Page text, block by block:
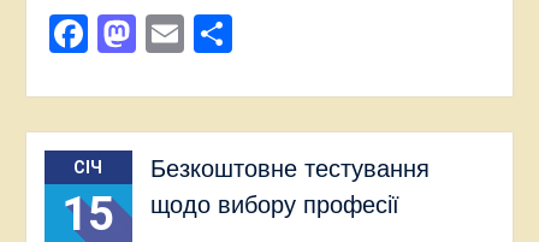
Facebook
Mastodon
EmailПоділитися
СІЧ
15
Безкоштовне тестування
щодо вибору професії